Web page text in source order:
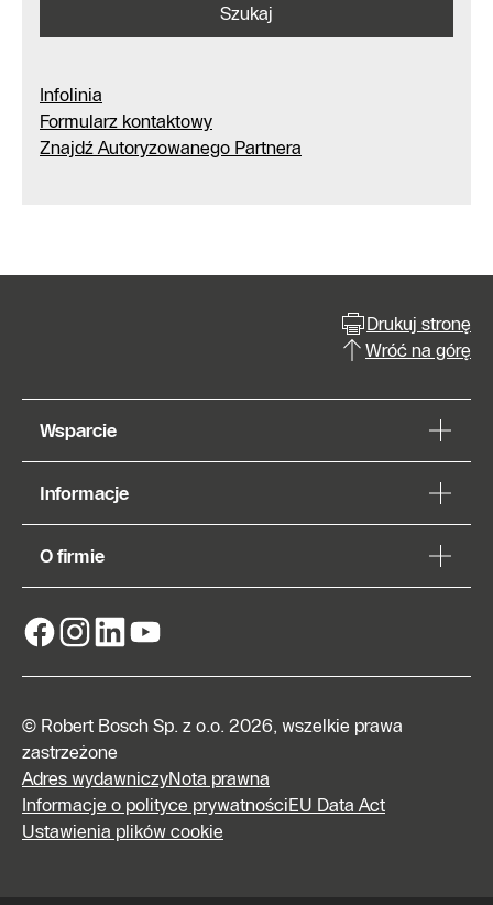
Szukaj
Infolinia
Formularz kontaktowy
Znajdź Autoryzowanego Partnera
Drukuj stronę
Wróć na górę
Wsparcie
Informacje
O firmie
© Robert Bosch Sp. z o.o. 2026, wszelkie prawa
zastrzeżone
Adres wydawniczyNota prawna
Informacje o polityce prywatnościEU Data Act
Ustawienia plików cookie